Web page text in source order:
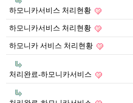
하모니카서비스 처리현황
하모니카서비스 처리현황
하모니카 서비스 처리현황
처리완료-하모니카서비스